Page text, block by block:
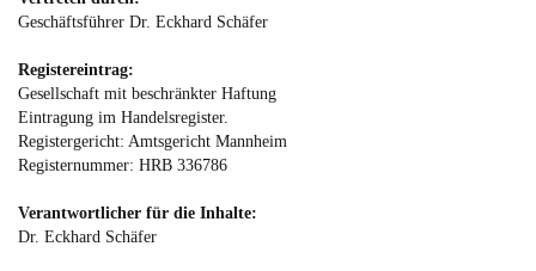
Geschäftsführer Dr. Eckhard Schäfer
Registereintrag:
Gesellschaft mit beschränkter Haftung
Eintragung im Handelsregister.
Registergericht: Amtsgericht Mannheim
Registernummer: HRB 336786
​Verantwortlicher für die Inhalte:
Dr. Eckhard Schäfer